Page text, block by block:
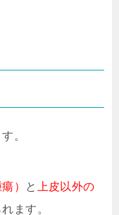
。
） と
上皮以外の
ます。